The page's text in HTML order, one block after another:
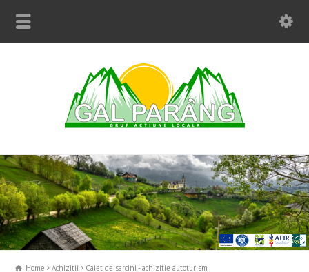
Home Achizitii Caiet de sarcini - achizitie autoturism